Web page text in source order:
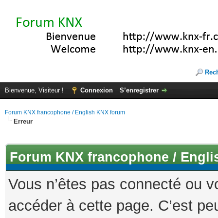
Bienvenue, Visiteur ! Connexion S’enregistrer
Forum KNX francophone / English KNX forum
Erreur
Forum KNX francophone /
Vous n’êtes pas connecté ou
accéder à cette page. C’est